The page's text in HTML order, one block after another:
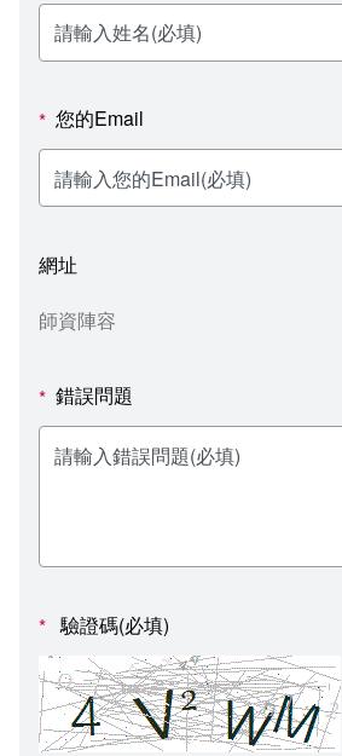
新聞媒體專區
校園行事曆
報名系統
線上報名查詢
影音資訊
學習指導中心
輔導處
研發處
秘書處出納組
秘書處文書組
教學媒體處
電算中心
人事室
大眾傳播學系
外國語文學系
文化藝術學系
健康管理與促進學系
校務系統
課程大綱
網路選課
校園行事曆
校內系統
資訊服務線上報修系統
消耗品申請
教室‧會議室預約系統
線上報修最新消息
問卷調查
法令規章
政府公開資訊
常見問答
意見信箱
各單位意見信箱
諮詢信箱進度查詢
影音資訊
* 您的Email
網址
師資陣容
* 錯誤問題
* 驗證碼(必填)